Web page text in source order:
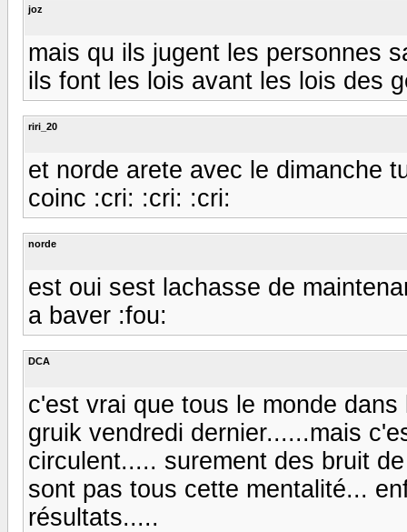
joz
mais qu ils jugent les personnes
ils font les lois avant les lois des
riri_20
et norde arete avec le dimanche
coinc :cri: :cri: :cri:
norde
est oui sest lachasse de
a baver :fou:
DCA
c'est vrai que tous le monde
gruik vendredi dernier......mais
circulent..... surement des bruit
sont pas tous cette mentalité...
résultats.....